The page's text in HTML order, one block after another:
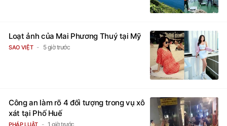
Loạt ảnh của Mai Phương Thuý tại Mỹ
SAO VIỆT 5 giờ trước
Công an làm rõ 4 đối tượng trong vụ xô
xát tại Phố Huế
1 giờ trước